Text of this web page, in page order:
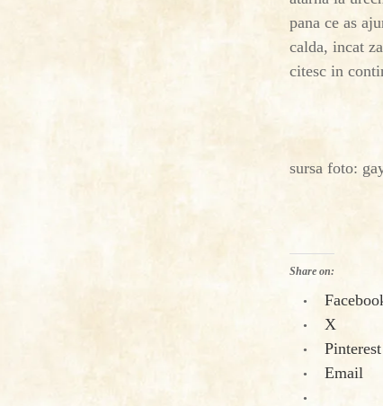
pana ce as
calda, incat
citesc in
sursa foto:
Share on:
X
Pinterest
Email